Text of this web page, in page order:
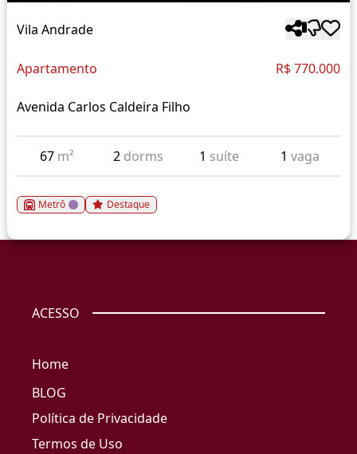
Vila Andrade
Apartamento R$ 770.000
Avenida Carlos Caldeira Filho
67 m² 2 dorms 1 suíte 1 vaga
Metrô Destaque
ACESSO
Home
BLOG
Política de Privacidade
Termos de Uso